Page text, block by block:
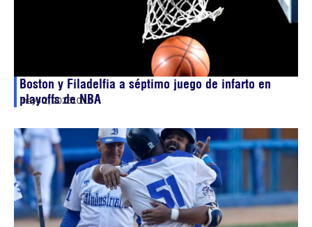
Boston y Filadelfia a séptimo juego de infarto en
playoffs de NBA
mayo 2, 202610:13